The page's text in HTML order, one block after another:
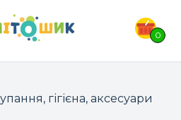
0
ТОВАРІВ:
гігієна, аксесуари